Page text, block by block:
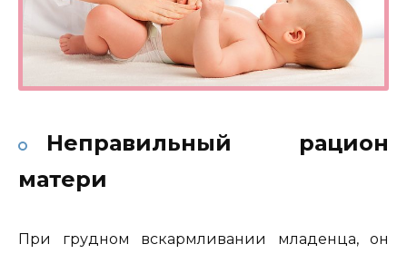
Неправильный рацион
матери
При грудном вскармливании младенца, он